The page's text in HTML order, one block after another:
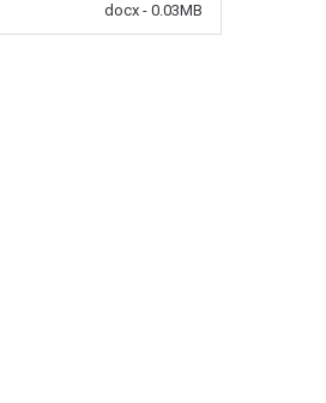
docx - 0.03MB